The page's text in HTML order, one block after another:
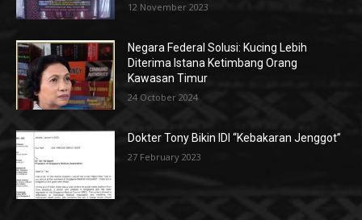
12 November 2023
Negara Federal Solusi: Kucing Lebih
Diterima Istana Ketimbang Orang
Kawasan Timur
24 October 2024
Dokter Tony Bikin IDI “Kebakaran Jenggot”
27 February 2023